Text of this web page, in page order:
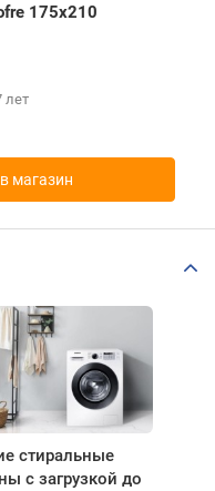
175х210
лет
магазин
стиральные
с загрузкой до